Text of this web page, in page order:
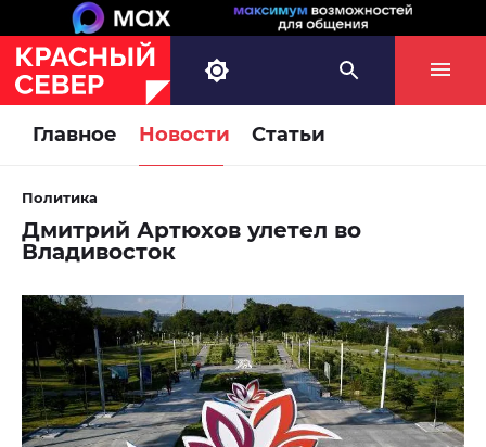
Главное Новости Статьи
Политика
Дмитрий Артюхов улетел во
Владивосток